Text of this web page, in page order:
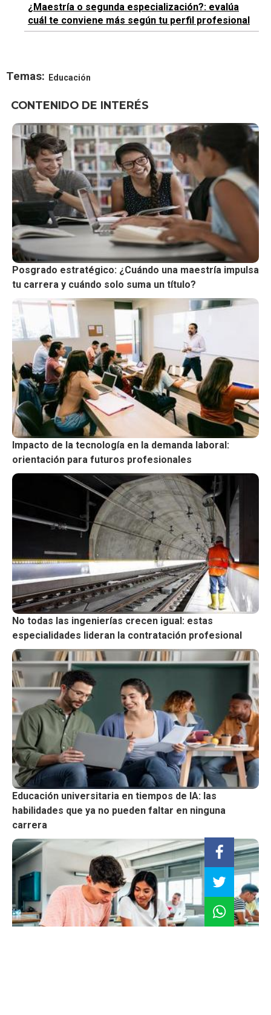
¿Maestría o segunda especialización?: evalúa
cuál te conviene más según tu perfil profesional
Temas: Educación
CONTENIDO DE INTERÉS
Posgrado estratégico: ¿Cuándo una maestría impulsa
tu carrera y cuándo solo suma un título?
Impacto de la tecnología en la demanda laboral:
orientación para futuros profesionales
No todas las ingenierías crecen igual: estas
especialidades lideran la contratación profesional
Educación universitaria en tiempos de IA: las
habilidades que ya no pueden faltar en ninguna
carrera